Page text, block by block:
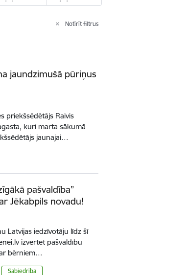
Notīrīt filtrus
jaundzimušā pūriņus
priekšsēdētājs Raivis
kuri marta sākumā
jaunajai…
pašvaldība”
Jēkabpils novadu!
Latvijas iedzīvotāju līdz šī
izvērtēt pašvaldību
bērniem…
Sabiedrība